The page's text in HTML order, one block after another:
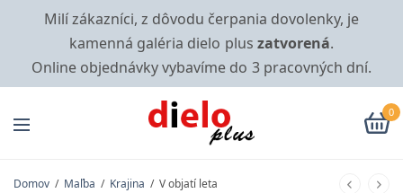
Milí zákazníci, z dôvodu čerpania dovolenky, je
kamenná galéria dielo plus zatvorená.
Online objednávky vybavíme do 3 pracovných dní.
0
Domov / Maľba / Krajina / V objatí leta